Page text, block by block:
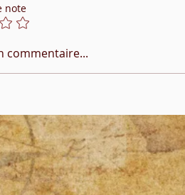
note
commentaire...